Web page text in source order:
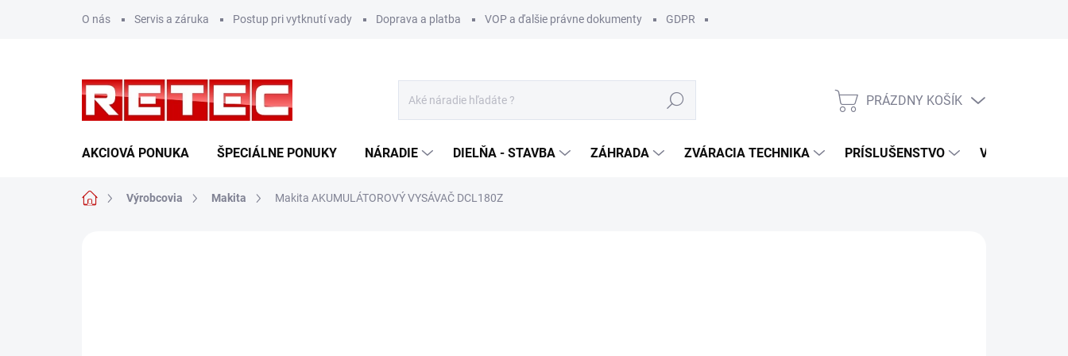
O nás Servis a záruka Postup pri vytknutí vady Doprava a platba VOP a ďalšie právne dokumenty GDPR
Hľadať
NÁKUPNÝ
PRÁZDNY KOŠÍK
AKCIOVÁ PONUKA ŠPECIÁLNE PONUKY NÁRADIE DIELŇA - STAVBA ZÁHRADA ZVÁRACIA TECHNIKA PRÍSLUŠENSTVO VÝROBCOVIA
DomovVýrobcovia Makita Makita AKUMULÁTOROVÝ VYSÁVAČ DCL180Z